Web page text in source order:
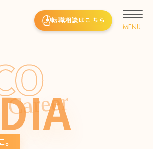
転職相談はこちら
Career